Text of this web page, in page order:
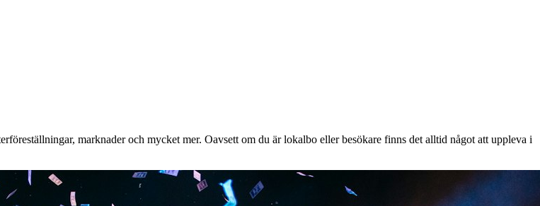
marknader och mycket mer. Oavsett om du är lokalbo eller besökare finns det alltid något att uppleva i